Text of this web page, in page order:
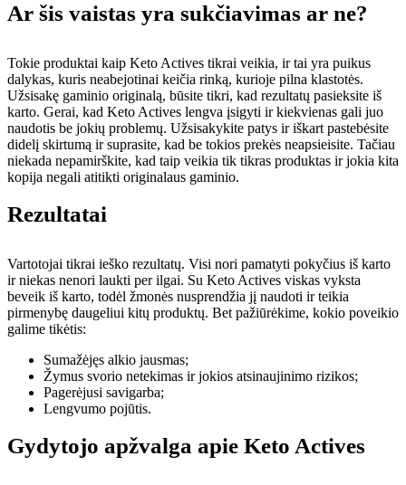
Ar šis vaistas yra sukčiavimas ar ne?
Tokie produktai kaip Keto Actives tikrai veikia, ir tai yra puikus
dalykas, kuris neabejotinai keičia rinką, kurioje pilna klastotės.
Užsisakę gaminio originalą, būsite tikri, kad rezultatų pasieksite iš
karto. Gerai, kad Keto Actives lengva įsigyti ir kiekvienas gali juo
naudotis be jokių problemų. Užsisakykite patys ir iškart pastebėsite
didelį skirtumą ir suprasite, kad be tokios prekės neapsieisite. Tačiau
niekada nepamirškite, kad taip veikia tik tikras produktas ir jokia kita
kopija negali atitikti originalaus gaminio.
Rezultatai
Vartotojai tikrai ieško rezultatų. Visi nori pamatyti pokyčius iš karto
ir niekas nenori laukti per ilgai. Su Keto Actives viskas vyksta
beveik iš karto, todėl žmonės nusprendžia jį naudoti ir teikia
pirmenybę daugeliui kitų produktų. Bet pažiūrėkime, kokio poveikio
galime tikėtis:
Sumažėjęs alkio jausmas;
Žymus svorio netekimas ir jokios atsinaujinimo rizikos;
Pagerėjusi savigarba;
Lengvumo pojūtis.
Gydytojo apžvalga apie Keto Actives